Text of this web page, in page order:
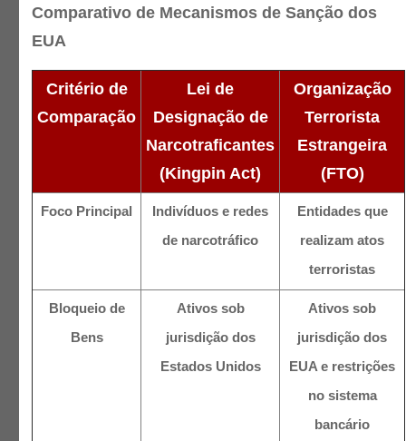
Comparativo de Mecanismos de Sanção dos
EUA
Critério de
Comparação
Lei de
Designação de
Narcotraficantes
(Kingpin Act)
Organização
Terrorista
Estrangeira
(FTO)
Foco Principal
Indivíduos e redes
de narcotráfico
Entidades que
realizam atos
terroristas
Bloqueio de
Bens
Ativos sob
jurisdição dos
Estados Unidos
Ativos sob
jurisdição dos
EUA e restrições
no sistema
bancário